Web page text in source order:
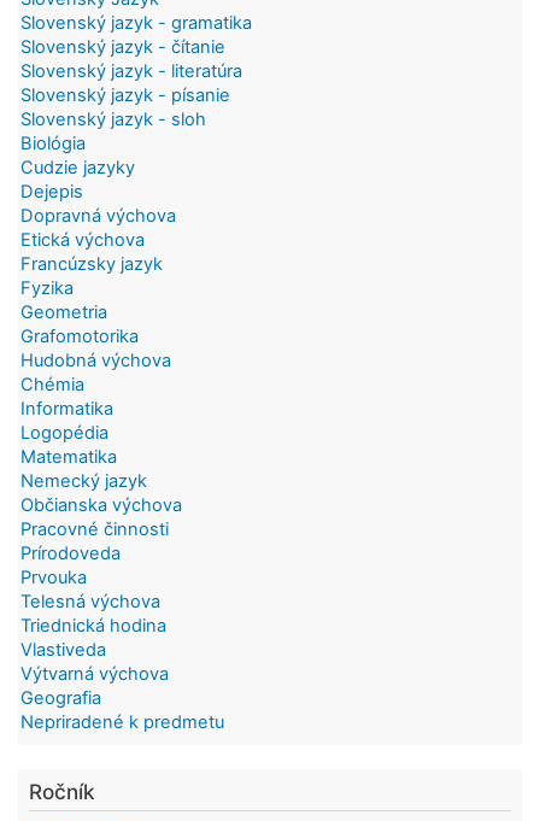
Slovenský jazyk - gramatika
Slovenský jazyk - čítanie
Slovenský jazyk - literatúra
Slovenský jazyk - písanie
Slovenský jazyk - sloh
Biológia
Cudzie jazyky
Dejepis
Dopravná výchova
Etická výchova
Francúzsky jazyk
Fyzika
Geometria
Grafomotorika
Hudobná výchova
Chémia
Informatika
Logopédia
Matematika
Nemecký jazyk
Občianska výchova
Pracovné činnosti
Prírodoveda
Prvouka
Telesná výchova
Triednická hodina
Vlastiveda
Výtvarná výchova
Geografia
Nepriradené k predmetu
Ročník